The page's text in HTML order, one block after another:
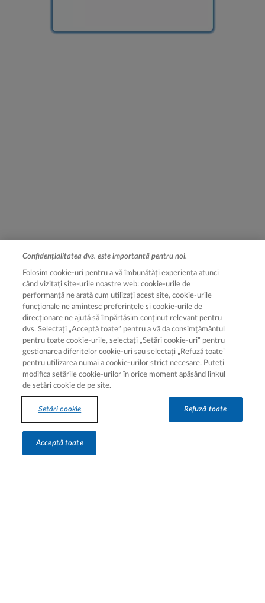
Legal [Footer Second]
Termeni de utilizare
Confidențialitatea dvs. este importantă pentru noi.
Folosim cookie-uri pentru a vă îmbunătăți experiența atunci
când vizitați site-urile noastre web: cookie-urile de
performanță ne arată cum utilizați acest site, cookie-urile
funcționale ne amintesc preferințele și cookie-urile de
direcționare ne ajută să împărtășim conținut relevant pentru
dvs. Selectați „Acceptă toate” pentru a vă da consimțământul
pentru toate cookie-urile, selectați „Setări cookie-uri” pentru
gestionarea diferitelor cookie-uri sau selectați „Refuză toate”
pentru utilizarea numai a cookie-urilor strict necesare. Puteți
modifica setările cookie-urilor în orice moment apăsând linkul
de setări cookie de pe site.
Setări cookie Refuză toate
Acceptă toate